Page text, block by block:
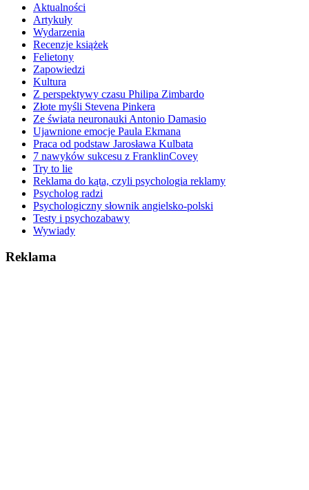
Aktualności
Artykuły
Wydarzenia
Recenzje książek
Felietony
Zapowiedzi
Kultura
Z perspektywy czasu Philipa Zimbardo
Złote myśli Stevena Pinkera
Ze świata neuronauki Antonio Damasio
Ujawnione emocje Paula Ekmana
Praca od podstaw Jarosława Kulbata
7 nawyków sukcesu z FranklinCovey
Try to lie
Reklama do kąta, czyli psychologia reklamy
Psycholog radzi
Psychologiczny słownik angielsko-polski
Testy i psychozabawy
Wywiady
Reklama